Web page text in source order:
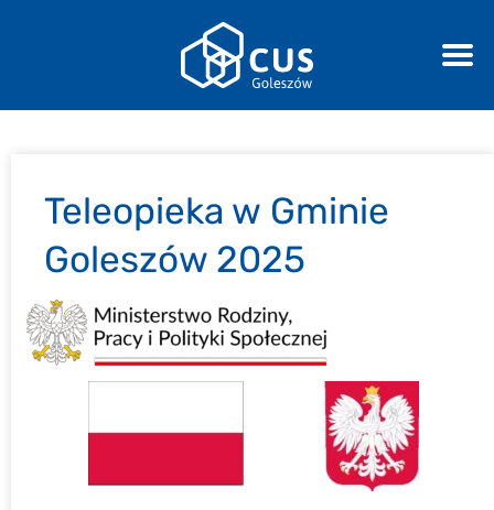
Teleopieka w Gminie
Goleszów 2025